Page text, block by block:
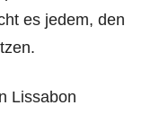
es jedem, den
Lissabon